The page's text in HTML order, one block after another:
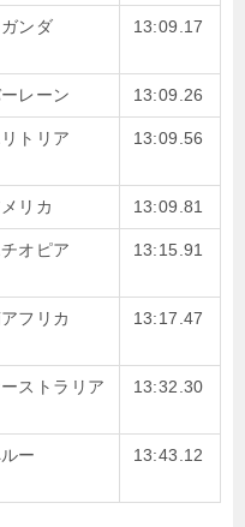
ンダ 13:09.17
レーン 13:09.26
トリア 13:09.56
リカ 13:09.81
オピア 13:15.91
フリカ 13:17.47
ストラリア 13:32.30
ー 13:43.12